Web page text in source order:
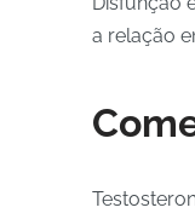
a relação